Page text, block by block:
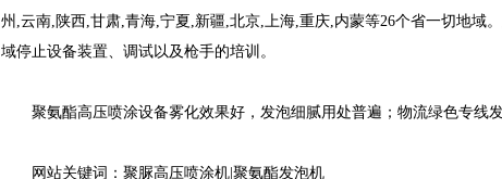
州,云南,陕西,甘肃,青海,宁夏,新疆,北京,上海,重庆,内蒙等26个省一切地域
域停止设备装置、调试以及枪手的培训。
聚氨酯高压喷涂设备雾化效果好，发泡细腻用处普遍；物流绿色专线
网站关键词：聚脲高压喷涂机|聚氨酯发泡机